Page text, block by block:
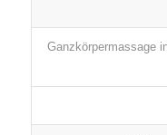
Ganzkörpermassage